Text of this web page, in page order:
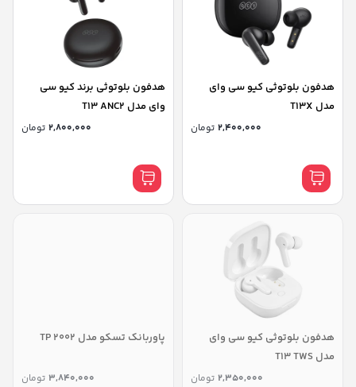
هدفون بلوتوثی کیو سی وای
مدل T13X
تومان
هدفون بلوتوثی برند کیو سی
وای مدل T13 ANC2
تومان
هدفون بلوتوثی کیو سی وای
مدل T13 TWS
تومان
پاوربانک تسکو مدل TP 2002
تومان